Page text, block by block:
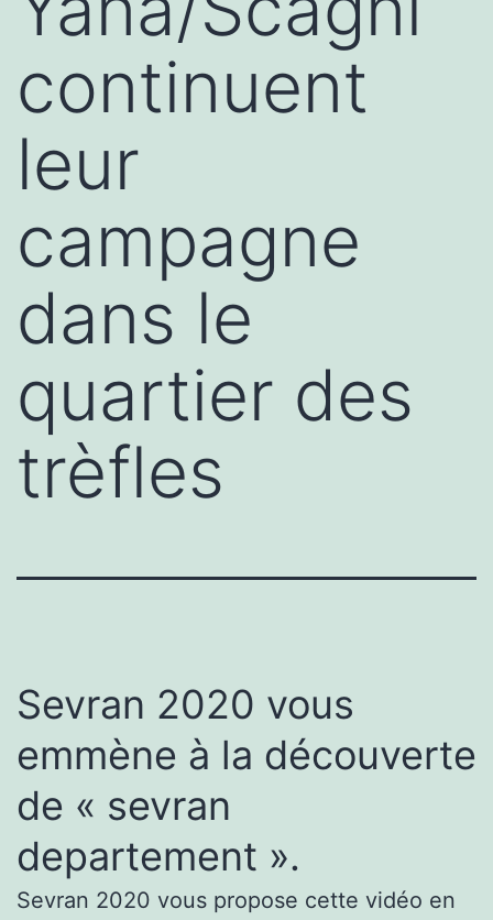
continuent
leur
campagne
dans le
quartier des
trèfles
Sevran 2020 vous
emmène à la découverte
de « sevran
departement ».
Sevran 2020 vous propose cette vidéo en